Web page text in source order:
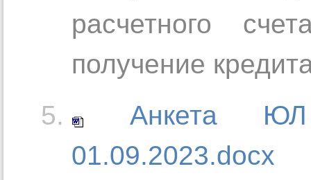
расчетного
получение
Анкета
01.09.2023.docx